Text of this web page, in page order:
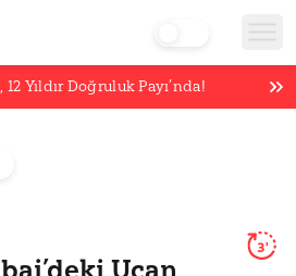
12 Yıldır Doğruluk Payı’nda!
Uçan
3'